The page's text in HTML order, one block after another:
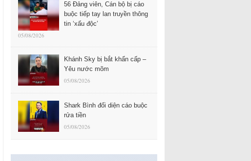
56 Đảng viên, Cán bộ bị cáo
buộc tiếp tay lan truyền thông
tin ‘xấu độc’
05/08/2026
Khánh Sky bị bắt khẩn cấp –
Yêu nước mõm
05/08/2026
Shark Bình đối diện cáo buộc
rửa tiền
05/08/2026